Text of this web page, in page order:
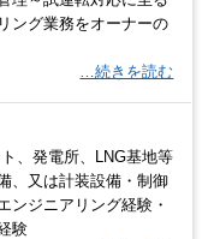
ング業務をオーナーの
…続きを読む
、発電所、LNG基地等
、又は計装設備・制御
ンジニアリング経験・
験